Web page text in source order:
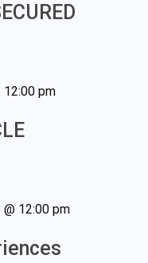
12:00 pm
12:00 pm